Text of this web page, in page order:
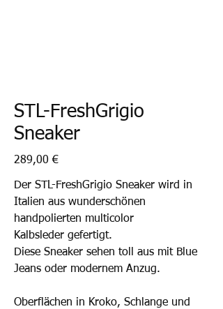
STL-FreshGrigio
Sneaker
Preis
289,00 €
Der STL-FreshGrigio Sneaker wird in
Italien aus wunderschönen
handpolierten multicolor
Kalbsleder gefertigt.
Diese Sneaker sehen toll aus mit Blue
Jeans oder modernem Anzug.
Oberflächen in Kroko, Schlange und